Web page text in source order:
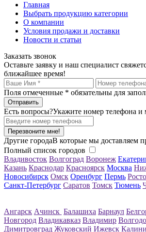
Главная
Выбрать продукцию категории
О компании
Условия продажи и доставки
Новости и статьи
Заказать звонок
Оставьте заявку и наш специалист
ближайшее время!
Поля отмеченные * обязательны для
Есть вопросы?Укажите номер телефона
Перезвоните мне!
Другие городаВ которые мы доставляем
Полный список городов
Владивосток Волгоград Воронеж
Казань Краснодар Красноярск Москва
Новосибирск Омск Оренбург Пермь
Санкт-Петербург Саратов Томск Тюмень
Ангарск Ачинск Балашиха Барнаул
Новгород Владикавказ Владимир
Димитровград Жуковский Ижевск